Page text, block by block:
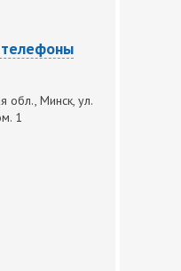
обл., Минск, ул.
1